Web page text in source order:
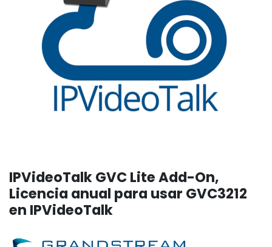
IPVideoTalk GVC Lite Add-On,
Licencia anual para usar GVC3212
en IPVideoTalk